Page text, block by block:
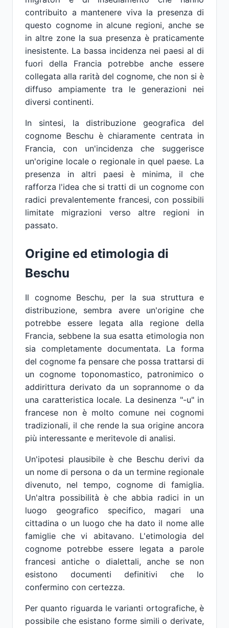
contribuito a mantenere viva la presenza di
questo cognome in alcune regioni, anche se
in altre zone la sua presenza è praticamente
inesistente. La bassa incidenza nei paesi al di
fuori della Francia potrebbe anche essere
collegata alla rarità del cognome, che non si è
diffuso ampiamente tra le generazioni nei
diversi continenti.
In sintesi, la distribuzione geografica del
cognome Beschu è chiaramente centrata in
Francia, con un'incidenza che suggerisce
un'origine locale o regionale in quel paese. La
presenza in altri paesi è minima, il che
rafforza l'idea che si tratti di un cognome con
radici prevalentemente francesi, con possibili
limitate migrazioni verso altre regioni in
passato.
Origine ed etimologia di
Beschu
Il cognome Beschu, per la sua struttura e
distribuzione, sembra avere un'origine che
potrebbe essere legata alla regione della
Francia, sebbene la sua esatta etimologia non
sia completamente documentata. La forma
del cognome fa pensare che possa trattarsi di
un cognome toponomastico, patronimico o
addirittura derivato da un soprannome o da
una caratteristica locale. La desinenza "-u" in
francese non è molto comune nei cognomi
tradizionali, il che rende la sua origine ancora
più interessante e meritevole di analisi.
Un'ipotesi plausibile è che Beschu derivi da
un nome di persona o da un termine regionale
divenuto, nel tempo, cognome di famiglia.
Un'altra possibilità è che abbia radici in un
luogo geografico specifico, magari una
cittadina o un luogo che ha dato il nome alle
famiglie che vi abitavano. L'etimologia del
cognome potrebbe essere legata a parole
francesi antiche o dialettali, anche se non
esistono documenti definitivi che lo
confermino con certezza.
Per quanto riguarda le varianti ortografiche, è
possibile che esistano forme simili o derivate,